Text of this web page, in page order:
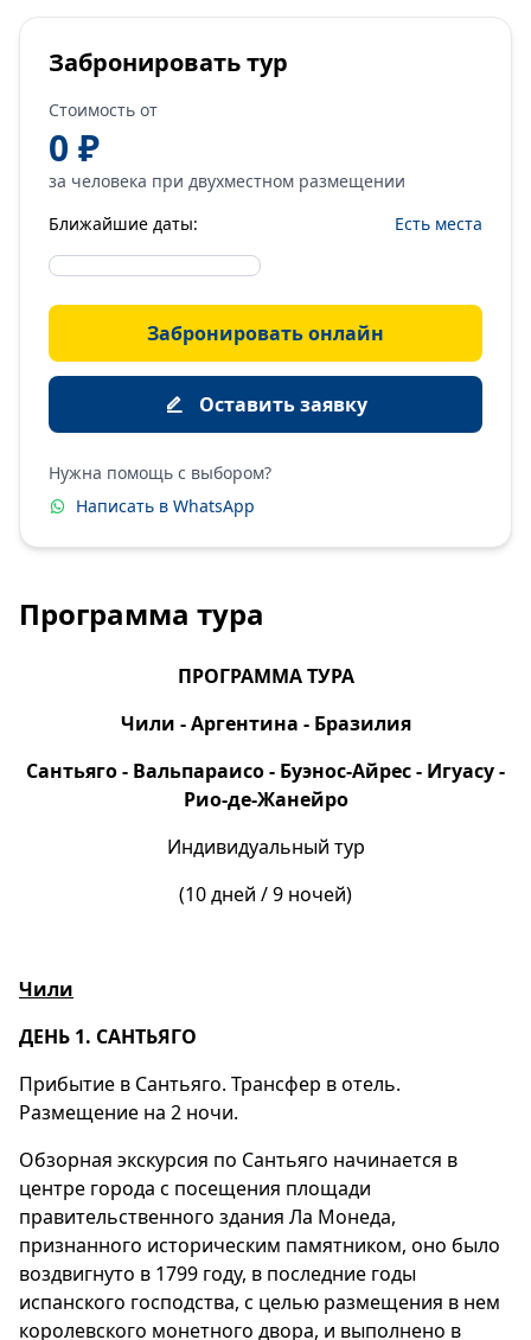
Забронировать тур
Стоимость от
0 ₽
за человека при двухместном размещении
Ближайшие даты:
Есть места
Забронировать онлайн
Оставить заявку
Нужна помощь с выбором?
Написать в WhatsApp
Программа тура
ПРОГРАММА ТУРА
Чили - Аргентина - Бразилия
Сантьяго - Вальпараисо - Буэнос-Айрес - Игуасу -
Рио-де-Жанейро
Индивидуальный тур
(10 дней / 9 ночей)
Чили
ДЕНЬ 1. САНТЬЯГО
Прибытие в Сантьяго. Трансфер в отель.
Размещение на 2 ночи.
Обзорная экскурсия по Сантьяго начинается в
центре города с посещения площади
правительственного здания Ла Монеда,
признанного историческим памятником, оно было
воздвигнуто в 1799 году, в последние годы
испанского господства, с целью размещения в нем
королевского монетного двора, и выполнено в